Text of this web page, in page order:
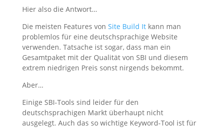
Hier also die Antwort…
Die meisten Features von Site Build Itkann man
problemlos für eine deutschsprachige Website
verwenden. Tatsache ist sogar, dass man ein
Gesamtpaket mit der Qualität von SBI und diesem
extrem niedrigen Preis sonst nirgends bekommt.
Aber…
Einige SBI-Tools sind leider für den
deutschsprachigen Markt überhaupt nicht
ausgelegt. Auch das so wichtige Keyword-Tool ist für